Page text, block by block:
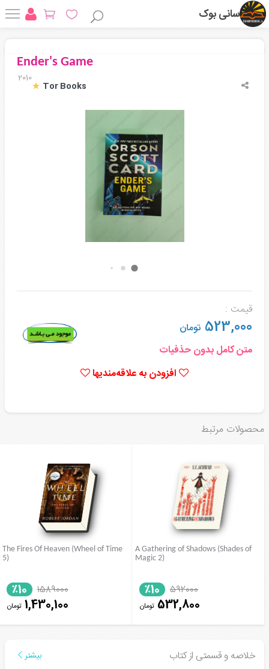
سانی بوک
Ender's Game
2010
Tor Books
قیمت :
523,000 تومان
متن کامل بدون حذفیات
افزودن به علاقه‌مندیها
محصولات مرتبط
A Gathering of Shadows (Shades of
Magic 2)
592000
٪10
532,800 تومان
The Fires Of Heaven (Wheel of Time
5)
1589000
٪10
1,430,100 تومان
خلاصه و قسمتی از کتاب بیشتر